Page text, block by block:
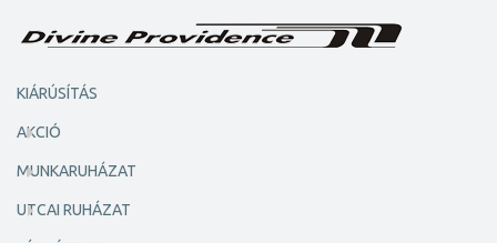
KIÁRÚSÍTÁS
AKCIÓ
MUNKARUHÁZAT
UTCAI RUHÁZAT